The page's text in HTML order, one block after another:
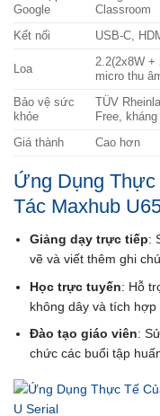
Google
Classroom
Kết nối USB-C,
Loa
2.2(2x8W +
micro thu
Bảo vệ sức
khỏe
TÜV
Free,
Giá thành Cao hơn
Ứng Dụng
Tác Maxhub
Giảng dạy trực tiếp:
vẽ và viết thêm ghi
Học trực tuyến: Hỗ
không dây và tích hợp
Đào tạo giáo viên:
chức các buổi tập